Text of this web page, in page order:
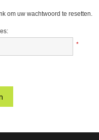
om uw wachtwoord te resetten.
*